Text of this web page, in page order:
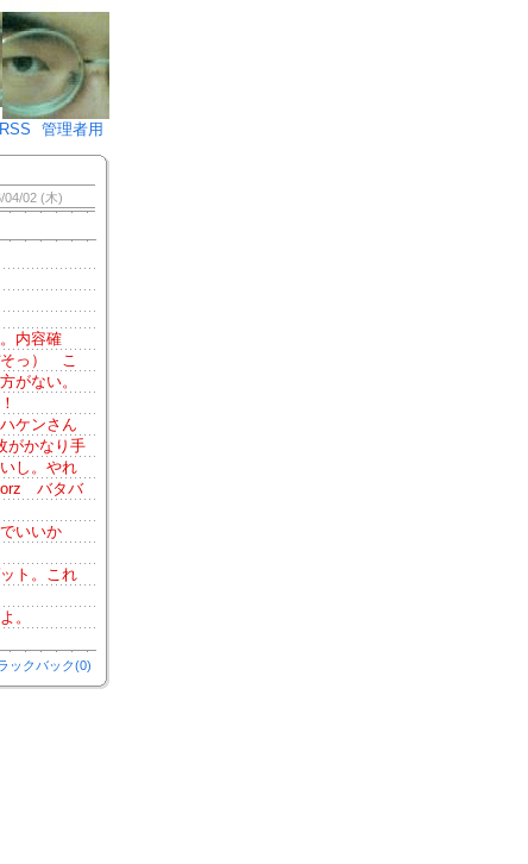
♪)÷2
RSS 管理者用
04/02 (木)
内容確
そっ） こ
がない。
ケンさん
がかなり手
し。やれ
orz バタバ
いいか
ト。これ
。
ックバック(0)